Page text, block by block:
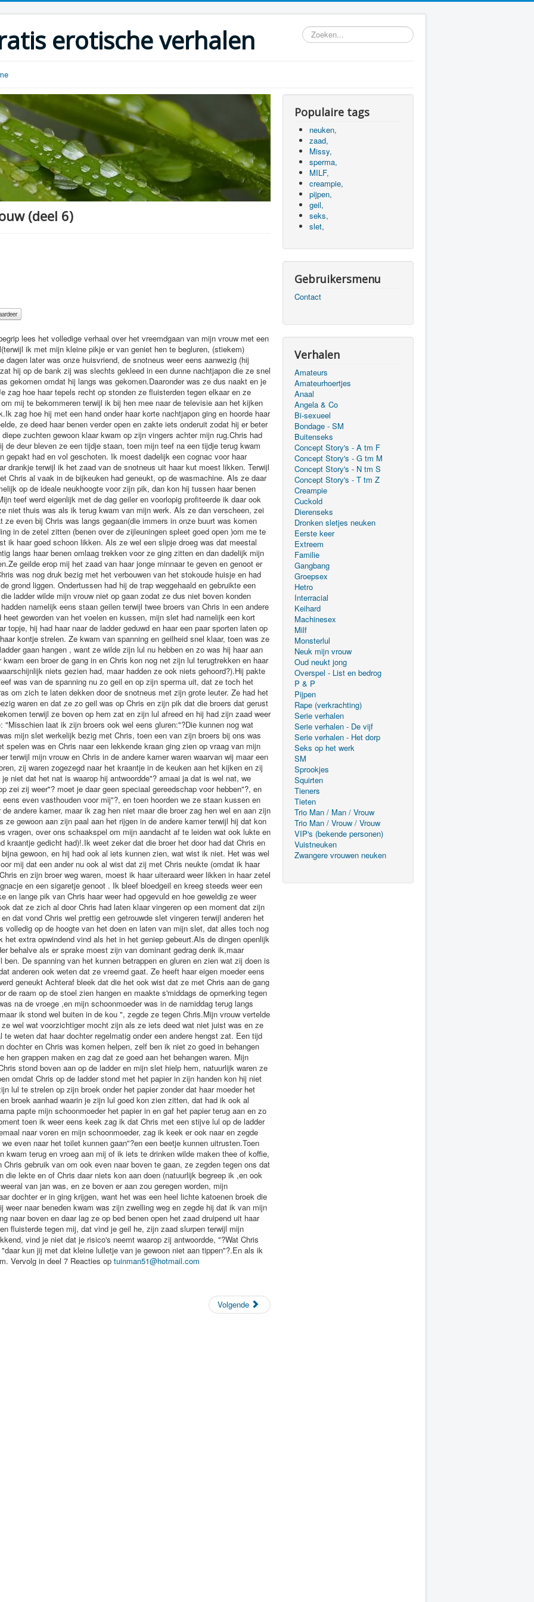
erotische verhalen Zoeken...
(deel 6)
vanzelf naar beneden (zodat hij waarschijnlijk niets gezien had, maar hadden ze ook niets gehoord?).Hij pakte een stuk gereedschap en ging terug. Mijn teef was van de spanning nu zo geil en op zijn sperma uit, dat ze toch het laddertje op ging en naar boven op de matras om zich te laten dekken door de snotneus met zijn grote leuter. Ze had het uitgegild van geilheid zei ze mij terwijl ze bezig waren en dat ze zo geil was op Chris en zijn pik dat die broers dat gerust mochten horen. Uiteindelijk was ze klaar gekomen terwijl ze boven op hem zat en zijn lul afreed en hij had zijn zaad weer goed diep in haar kut geschoten. Ze zegde: "Misschien laat ik zijn broers ook wel eens gluren:"?Die kunnen nog wat leren van die knul met zijn grote lul. Later was mijn slet werkelijk bezig met Chris, toen een van zijn broers bij ons was en ik met hem een spelletje schaak aan het spelen was en Chris naar een lekkende kraan ging zien op vraag van mijn vrouw. Ik was aan het schaken met die broer terwijl mijn vrouw en Chris in de andere kamer waren waarvan wij maar een stukje konden zien, maar ze wel konden horen, zij waren zogezegd naar het kraantje in de keuken aan het kijken en zij zegde tegen hem voel hier maar eens voel je niet dat het nat is waarop hij antwoordde"? amaai ja dat is wel nat, we zullen er eens snel iets in stoppen"?, daarop zei zij weer"? moet je daar geen speciaal gereedschap voor hebben"?, en hij weer"? dat heb ik altijd bij mij kan je het eens even vasthouden voor mij"?, en toen hoorden we ze staan kussen en tongdraaien en plots keken we beiden naar de andere kamer, maar ik zag hen niet maar die broer zag hen wel en aan zijn gezicht kon ik zien dat hij schrok was Chris ze gewoon aan zijn paal aan het rijgen in de andere kamer terwijl hij dat kon zien?, opeens moest zijn broer mij van alles vragen, over ons schaakspel om mijn aandacht af te leiden wat ook lukte en wij schaakten verder, ( tot Chris het lekkend kraantje gedicht had)!.Ik weet zeker dat die broer het door had dat Chris en zij aan het neuken waren, ze vertelden het bijna gewoon, en hij had ook al iets kunnen zien, wat wist ik niet. Het was wel zeer opwindend alsook zeer vernederend voor mij dat een ander nu ook al wist dat zij met Chris neukte (omdat ik haar niet zo goed kon bevredigen als hij). Toen Chris en zijn broer weg waren, moest ik haar uiteraard weer likken in haar zetel terwijl zij lui achterover hing en van een cognacje en een sigaretje genoot . Ik bleef bloedgeil en kreeg steeds weer een stijf pikje als ze vertelde hoe de grote, dikke en lange pik van Chris haar weer had opgevuld en hoe geweldig ze weer was klaar gekomen. Toen vertelde ze me ook dat ze zich al door Chris had laten klaar vingeren op een moment dat zijn broer in dezelfde kamer aan het werk was, en dat vond Chris wel prettig een getrouwde slet vingeren terwijl anderen het ook hadden kunnen zien. Je ziet ik ben dus volledig op de hoogte van het doen en laten van mijn slet, dat alles toch nog wat in het geniep blijft gebeuren is omdat ik het extra opwindend vind als het in het geniep gebeurt.Als de dingen openlijk zouden plaats vinden is de opwinding minder behalve als er sprake moest zijn van dominant gedrag denk ik,maar voorlopig ben ik maar onderdanig als ik geil ben. De spanning van het kunnen betrappen en gluren en zien wat zij doen is belangrijk voor mij, alsook de vernedering dat anderen ook weten dat ze vreemd gaat. Ze heeft haar eigen moeder eens voor de deur laten staan terwijl ze binnen werd geneukt Achteraf bleek dat die het ook wist dat ze met Chris aan de gang was geweest, ze had namelijk zijn vest door de raam op de stoel zien hangen en maakte s'middags de opmerking tegen hen, waar ik bij was omdat ik ook al thuis was na de vroege ,en mijn schoonmoeder was in de namiddag terug langs gekomen,"?jij zat wel warm deze morgen, maar ik stond wel buiten in de kou ", zegde ze tegen Chris.Mijn vrouw vertelde me later dat ze tegen haar had gezegd dat ze wel wat voorzichtiger mocht zijn als ze iets deed wat niet juist was en ze de jas had zien liggen, dus bleek die ook al te weten dat haar dochter regelmatig onder een andere hengst zat. Een tijd later waren ze aan het behangen moeder en dochter en Chris was komen helpen, zelf ben ik niet zo goed in behangen dus was ik met iets anders bezig. Ik hoorde hen grappen maken en zag dat ze goed aan het behangen waren. Mijn vrouw en Chris maten eerst het papier af ,Chris stond boven aan op de ladder en mijn slet hielp hem, natuurlijk waren ze weer wat aan het spelen en duwen en knijpen omdat Chris op de ladder stond met het papier in zijn handen kon hij niet goed weg, en had zij haar handen vrij om zijn lul te strelen op zijn broek onder het papier zonder dat haar moeder het zag, kwam daarbij dat hij een lichte katoenen broek aanhad waarin je zijn lul goed kon zien zitten, dat had ik ook al opgemerkt ,dus de vrouwen zeker ook. Daarna papte mijn schoonmoeder het papier in en gaf het papier terug aan en zo plakten ze verder, maar op een bepaald moment toen ik weer eens keek zag ik dat Chris met een stijve lul op de ladder stond, zijn losse katoenen broek bolde helemaal naar voren en mijn schoonmoeder, zag ik keek er ook naar en zegde dan "zouden we niet even pauzeren, zodat we even naar het toilet kunnen gaan"?en een beetje kunnen uitrusten.Toen ging zij ook eerst naar achter naar de wc en kwam terug en vroeg aan mij of ik iets te drinken wilde maken thee of koffie, wat ik ook deed, daar maakten mijn slet en Chris gebruik van om ook even naar boven te gaan, ze zegden tegen ons dat ze even naar de dakgoot boven gingen zien die lekte en of Chris daar niets kon aan doen (natuurlijk begreep ik ,en ook mijn schoonmoeder misschien wel dat het weeral van jan was, en ze boven er aan zou geregen worden, mijn schoonmoeder had ook kunnen zien wat haar dochter er in ging krijgen, want het was een heel lichte katoenen broek die weinig aan de verbeelding overliet). Toen hij weer naar beneden kwam was zijn zwelling weg en zegde hij dat ik van mijn vrouw naar boven moest komen zien, ik ging naar boven en daar lag ze op bed benen open het zaad druipend uit haar openstaande kut en ze deed teken, likken en fluisterde tegen mij, dat vind je geil he, zijn zaad slurpen terwijl mijn moeder in huis is. Ik zegde tegen haar al likkend, vind je niet dat je risico's neemt waarop zij
tuinman51@hotmail.com
Volgende
Populaire tags
neuken,
zaad,
Missy,
sperma,
MILF,
creampie,
pijpen,
geil,
seks,
slet,
Gebruikersmenu
Contact
Verhalen
Amateurs
Amateurhoertjes
Anaal
Angela & Co
Bi-sexueel
Bondage - SM
Buitenseks
Concept Story's - A tm F
Concept Story's - G tm M
Concept Story's - N tm S
Concept Story's - T tm Z
Creampie
Cuckold
Dierenseks
Dronken sletjes neuken
Eerste keer
Extreem
Familie
Gangbang
Groepsex
Hetro
Interracial
Keihard
Machinesex
Milf
Monsterlul
Neuk mijn vrouw
Oud neukt jong
Overspel - List en bedrog
P & P
Pijpen
Rape (verkrachting)
Serie verhalen
Serie verhalen - De vijf
Serie verhalen - Het dorp
Seks op het werk
SM
Sprookjes
Squirten
Tieners
Tieten
Trio Man / Man / Vrouw
Trio Man / Vrouw / Vrouw
VIP's (bekende personen)
Vuistneuken
Zwangere vrouwen neuken